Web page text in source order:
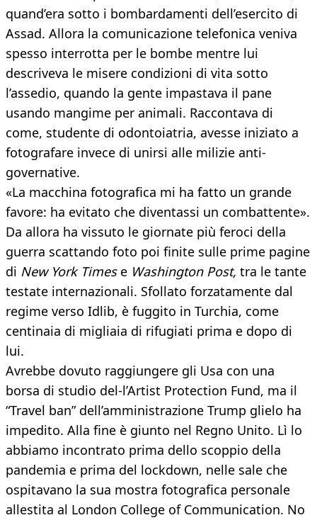
quand’era sotto i bombardamenti dell’esercito di
Assad. Allora la comunicazione telefonica veniva
spesso interrotta per le bombe mentre lui
descriveva le misere condizioni di vita sotto
l’assedio, quando la gente impastava il pane
usando mangime per animali. Raccontava di
come, studente di odontoiatria, avesse iniziato a
fotografare invece di unirsi alle milizie anti-
governative.
«La macchina fotografica mi ha fatto un grande
favore: ha evitato che diventassi un combattente».
Da allora ha vissuto le giornate più feroci della
guerra scattando foto poi finite sulle prime pagine
di New York Timese Washington Post, tra le tante
testate internazionali. Sfollato forzatamente dal
regime verso Idlib, è fuggito in Turchia, come
centinaia di migliaia di rifugiati prima e dopo di
lui.
Avrebbe dovuto raggiungere gli Usa con una
borsa di studio del-l’Artist Protection Fund, ma il
“Travel ban” dell’amministrazione Trump glielo ha
impedito. Alla fine è giunto nel Regno Unito. Lì lo
abbiamo incontrato prima dello scoppio della
pandemia e prima del lockdown, nelle sale che
ospitavano la sua mostra fotografica personale
allestita al London College of Communication. No